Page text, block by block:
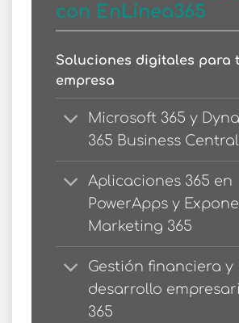
con EnLínea365
Soluciones digitales para
empresa
Microsoft 365 y
365 Business Central
Aplicaciones 365 en
PowerApps y
Marketing 365
Gestión financiera y
desarrollo
365